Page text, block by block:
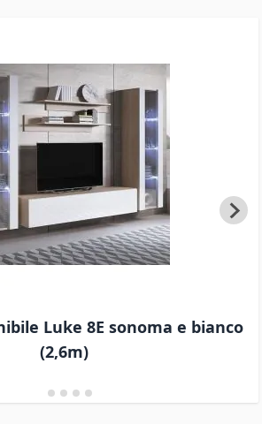
Luke 8E sonoma e bianco
(2,6m)